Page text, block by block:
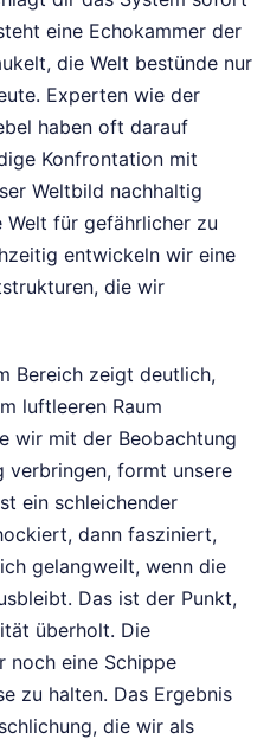
eine Echokammer der
die Welt bestünde nur
Experten wie der
haben oft darauf
Konfrontation mit
Weltbild nachhaltig
für gefährlicher zu
entwickeln wir eine
die wir
Bereich zeigt deutlich,
luftleeren Raum
wir mit der Beobachtung
formt unsere
ein schleichender
dann fasziniert,
gelangweilt, wenn die
Das ist der Punkt,
überholt. Die
noch eine Schippe
zu halten. Das Ergebnis
die wir als